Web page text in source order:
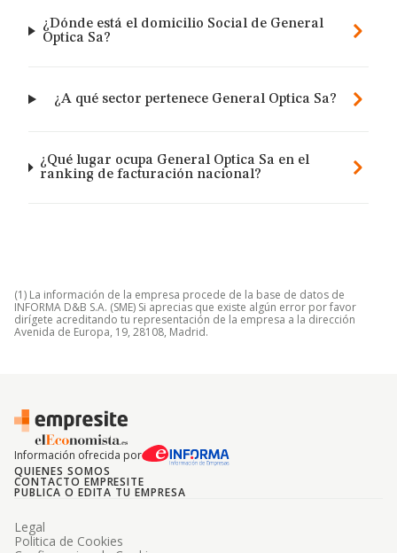
¿Dónde está el domicilio Social de General
Optica Sa?
¿A qué sector pertenece General Optica Sa?
¿Qué lugar ocupa General Optica Sa en el
ranking de facturación nacional?
(1) La información de la empresa procede de la base de datos de
INFORMA D&B S.A. (SME) Si aprecias que existe algún error por favor
dirígete acreditando tu representación de la empresa a la dirección
Avenida de Europa, 19, 28108, Madrid.
Información ofrecida por
QUIENES SOMOS
CONTACTO EMPRESITE
PUBLICA O EDITA TU EMPRESA
Legal
Politica de Cookies